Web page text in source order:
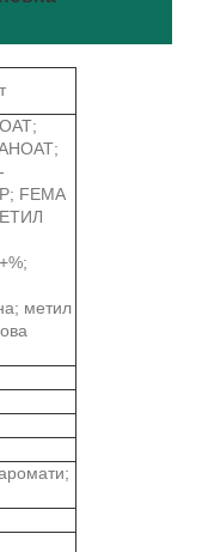
FEMA
метил